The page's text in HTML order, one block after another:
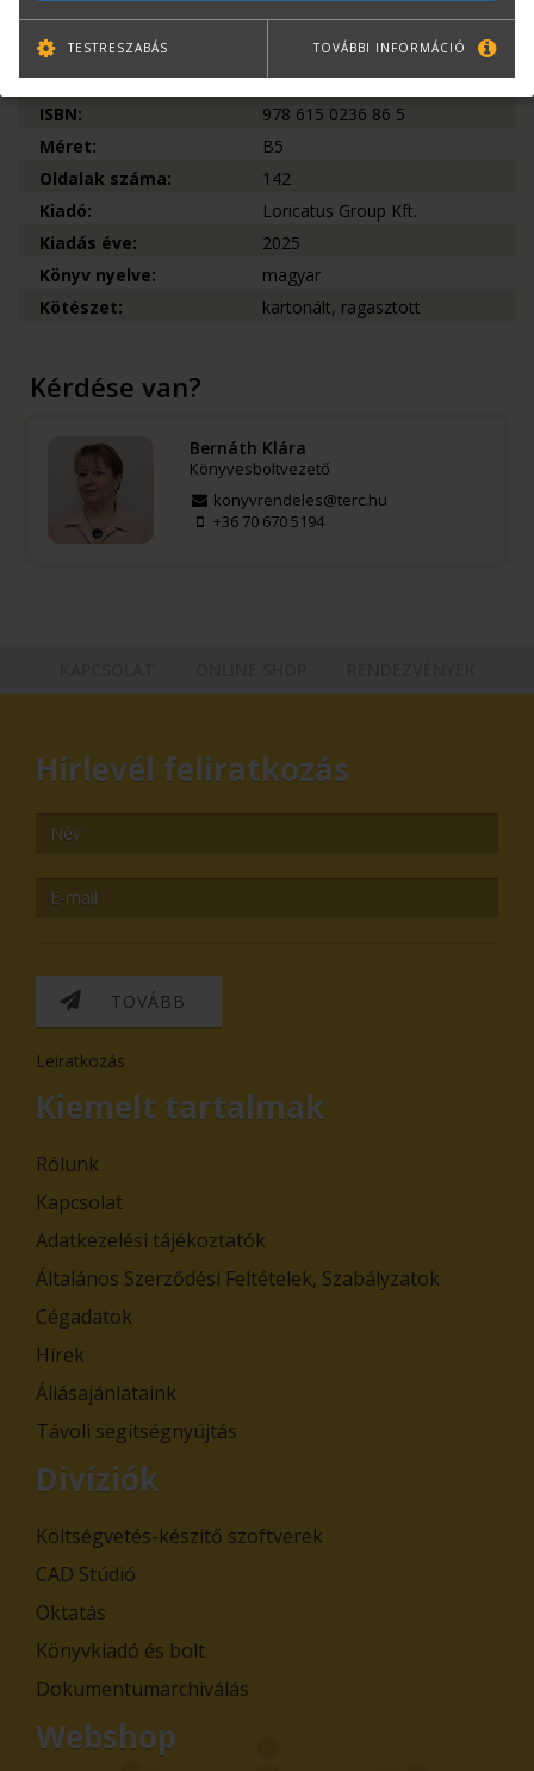
Könyvinfó
Kategóriák
Építőipar
ISBN:
978 615 0236 86 5
Méret:
B5
Oldalak száma:
142
Kiadó:
Loricatus Group Kft.
Kiadás éve:
2025
Könyv nyelve:
magyar
Kötészet:
kartonált, ragasztott
Kérdése van?
Bernáth Klára
Könyvesboltvezető
konyvrendeles@terc.hu
+36 70 670 5194
Hírlevél feliratkozás
TOVÁBB
Leiratkozás
Kiemelt tartalmak
Rólunk
Kapcsolat
Adatkezelési tájékoztatók
Általános Szerződési Feltételek, Szabályzatok
Cégadatok
Hírek
Állásajánlataink
Távoli segítségnyújtás
Divíziók
Költségvetés-készítő szoftverek
CAD Stúdió
Oktatás
Könyvkiadó és bolt
Dokumentumarchiválás
Webshop
TESTRESZABÁS TOVÁBBI INFORMÁCIÓ